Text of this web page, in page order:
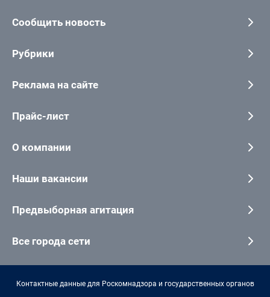
Сообщить новость
Рубрики
Реклама на сайте
Прайс-лист
О компании
Наши вакансии
Предвыборная агитация
Все города сети
Контактные данные для Роскомнадзора и государственных органов